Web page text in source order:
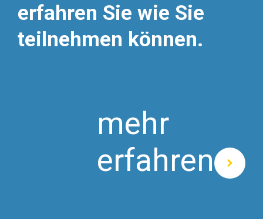
erfahren Sie wie Sie
teilnehmen können.
mehr
erfahren